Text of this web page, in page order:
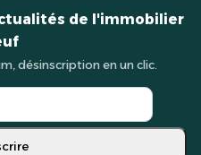
de l'immobilier
désinscription en un clic.